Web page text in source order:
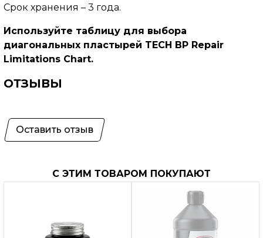
Срок хранения – 3 года.
Используйте таблицу для выбора
диагональных пластырей TECH BP Repair
Limitations Chart.
ОТЗЫВЫ
Оставить отзыв
С ЭТИМ ТОВАРОМ ПОКУПАЮТ